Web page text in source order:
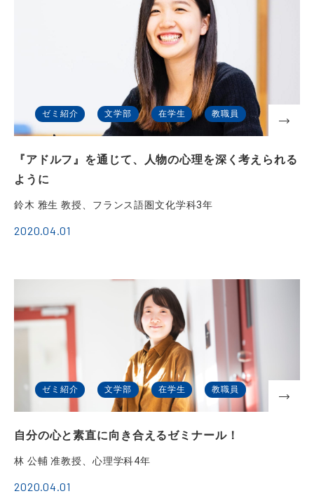
ゼミ紹介 文学部 在学生 教職員
『アドルフ』を通じて、人物の心理を深く考えられる
ように
鈴木 雅生 教授、フランス語圏文化学科3年
2020.04.01
ゼミ紹介 文学部 在学生 教職員
自分の心と素直に向き合えるゼミナール！
林 公輔 准教授、心理学科4年
2020.04.01